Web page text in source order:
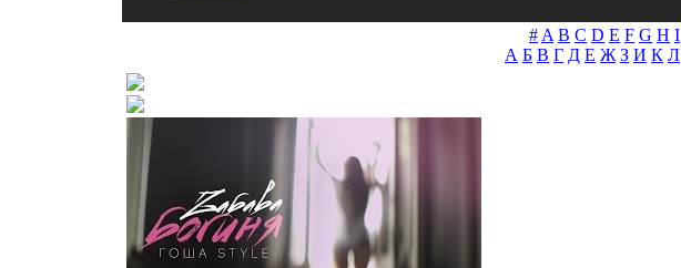
# A B C D E F G H I
А Б В Г Д Е Ж З И К Л